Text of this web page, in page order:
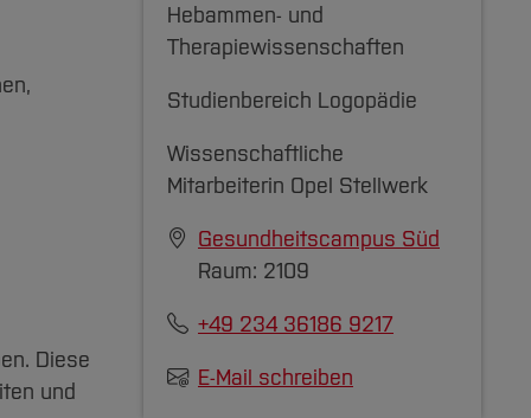
Diese
und
Hebammen- und
Therapiewissenschaften
Studienbereich Logopädie
Wissenschaftliche
Mitarbeiterin Opel Stellwerk
Gesundheitscampus Süd
Raum: 2109
+49 234 36186 9217
E-Mail schreiben